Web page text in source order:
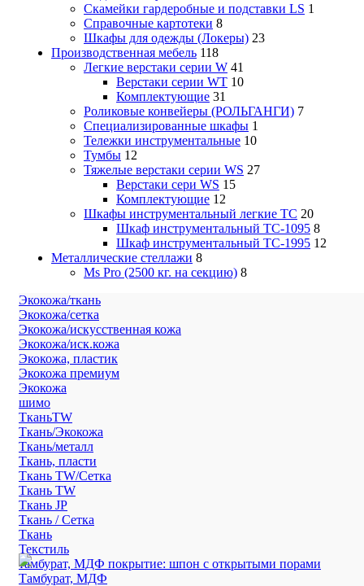
Скамейки гардеробные и подставки LS 1
Справочные картотеки 8
Шкафы для одежды (Локеры) 23
Производственная мебель 118
Легкие верстаки серии W 41
Верстаки серии WT 10
Комплектующие 31
Роликовые конвейеры (РОЛЬГАНГИ) 7
Специализированные шкафы 1
Тележки инструментальные 10
Тумбы 12
Тяжелые верстаки серии WS 27
Верстаки сери WS 15
Комплектующие 12
Шкафы инструментальный легкие ТС 20
Шкаф инструментальный TC-1095 8
Шкаф инструментальный TC-1995 12
Металлические стеллажи 8
Ms Pro (2500 кг. на секцию) 8
Экокожа/ткань
Экокожа/сетка
Экокожа/искусственная кожа
Экокожа/иск.кожа
Экокожа, пластик
Экокожа премиум
Экокожа
шимо
ТканьTW
Ткань/Экокожа
Ткань/металл
Ткань, пласти
Ткань TW/Сетка
Ткань TW
Ткань JP
Ткань / Сетка
Ткань
Текстиль
тамбурат, МДФ покрытие: шпон с открытыми порами
Тамбурат, МДФ